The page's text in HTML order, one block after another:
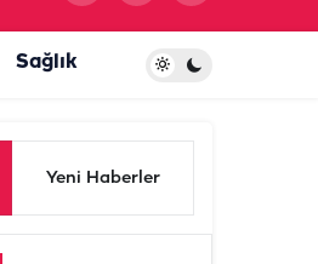
Sağlık
Yeni Haberler